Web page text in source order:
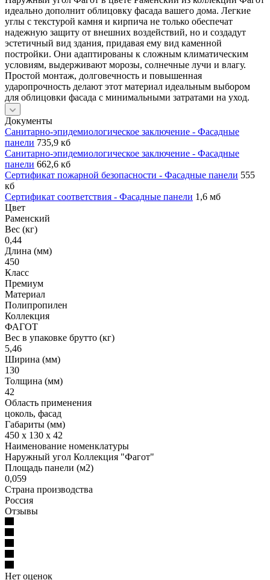
идеально дополнит облицовку фасада вашего дома. Легкие
углы с текстурой камня и кирпича не только обеспечат
надежную защиту от внешних воздействий, но и создадут
эстетичный вид здания, придавая ему вид каменной
постройки. Они адаптированы к сложным климатическим
условиям, выдерживают морозы, солнечные лучи и влагу.
Простой монтаж, долговечность и повышенная
ударопрочность делают этот материал идеальным выбором
для облицовки фасада с минимальными затратами на уход.
Документы
Санитарно-эпидемиологическое заключение - Фасадные
панели 735,9 кб
Санитарно-эпидемиологическое заключение - Фасадные
панели 662,6 кб
Сертификат пожарной безопасности - Фасадные панели 555
кб
Сертификат соответствия - Фасадные панели 1,6 мб
Цвет
Раменский
Вес (кг)
0,44
Длина (мм)
450
Класс
Премиум
Материал
Полипропилен
Коллекция
ФАГОТ
Вес в упаковке брутто (кг)
5,46
Ширина (мм)
130
Толщина (мм)
42
Область применения
цоколь, фасад
Габариты (мм)
450 x 130 x 42
Наименование номенклатуры
Наружный угол Коллекция "Фагот"
Площадь панели (м2)
0,059
Страна производства
Россия
Отзывы
Нет оценок